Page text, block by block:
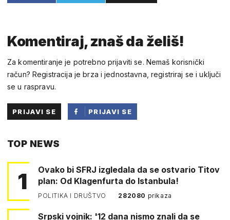
Komentiraj, znaš da želiš!
Za komentiranje je potrebno prijaviti se. Nemaš korisnički
račun? Registracija je brza i jednostavna, registriraj se i uključi
se u raspravu.
PRIJAVI SE
PRIJAVI SE
TOP NEWS
1
Ovako bi SFRJ izgledala da se ostvario Titov
plan: Od Klagenfurta do Istanbula!
POLITIKA I DRUŠTVO 282080 prikaza
Srpski vojnik: '12 dana nismo znali da se